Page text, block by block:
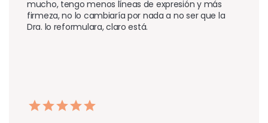
mucho, tengo menos líneas de expresión y más
firmeza, no lo cambiaría por nada a no ser que la
Dra. lo reformulara, claro está.